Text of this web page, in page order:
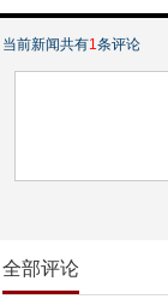
当前新闻共有1 条评论
全部评论